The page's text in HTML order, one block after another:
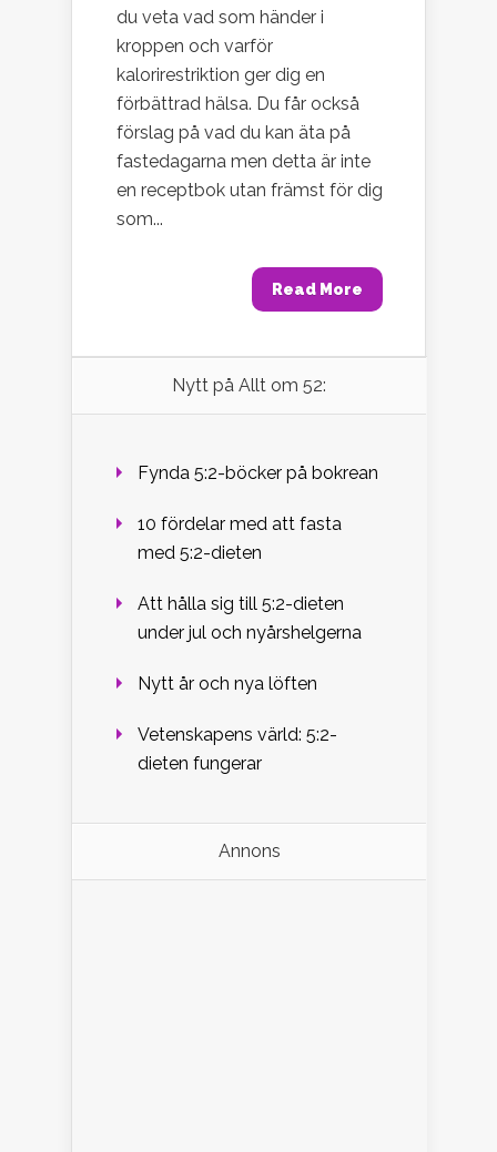
du veta vad som händer i
kroppen och varför
kalorirestriktion ger dig en
förbättrad hälsa. Du får också
förslag på vad du kan äta på
fastedagarna men detta är inte
en receptbok utan främst för dig
som...
Read More
Nytt på Allt om 52:
Fynda 5:2-böcker på bokrean
10 fördelar med att fasta
med 5:2-dieten
Att hålla sig till 5:2-dieten
under jul och nyårshelgerna
Nytt år och nya löften
Vetenskapens värld: 5:2-
dieten fungerar
Annons